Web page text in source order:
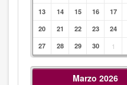
13
14 15 16 17
20
21 22 23 24
27
28 29 30 1
Marzo 2026